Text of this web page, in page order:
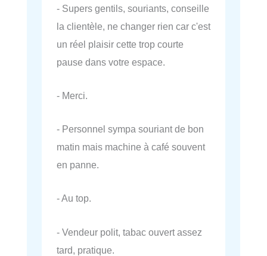
- Supers gentils, souriants, conseille
la clientèle, ne changer rien car c'est
un réel plaisir cette trop courte
pause dans votre espace.
- Merci.
- Personnel sympa souriant de bon
matin mais machine à café souvent
en panne.
- Au top.
- Vendeur polit, tabac ouvert assez
tard, pratique.